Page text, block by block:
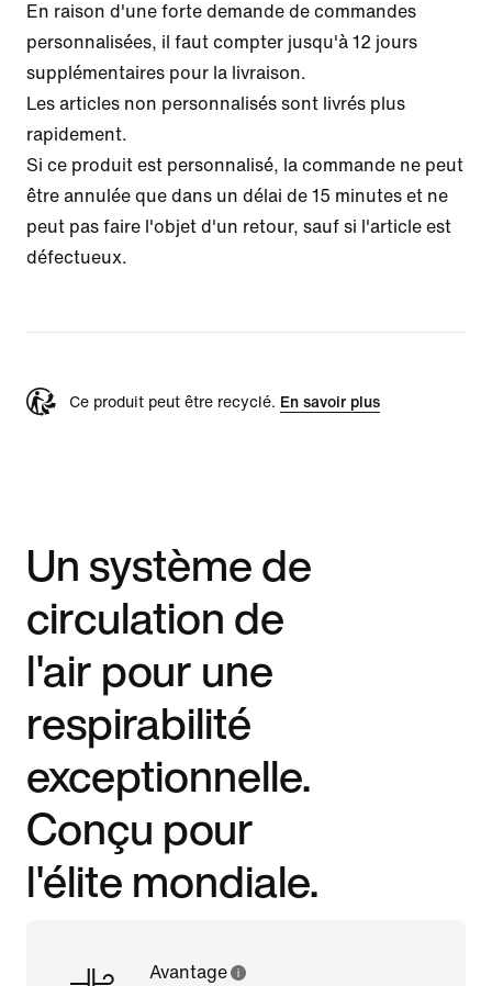
En raison d'une forte demande de commandes
personnalisées, il faut compter jusqu'à 12 jours
supplémentaires pour la livraison.
Les articles non personnalisés sont livrés plus
rapidement.
Si ce produit est personnalisé, la commande ne peut
être annulée que dans un délai de 15 minutes et ne
peut pas faire l'objet d'un retour, sauf si l'article est
défectueux.
Ce produit peut être recyclé. En savoir plus
Un système de
circulation de
l'air pour une
respirabilité
exceptionnelle.
Conçu pour
l'élite mondiale.
Avantage